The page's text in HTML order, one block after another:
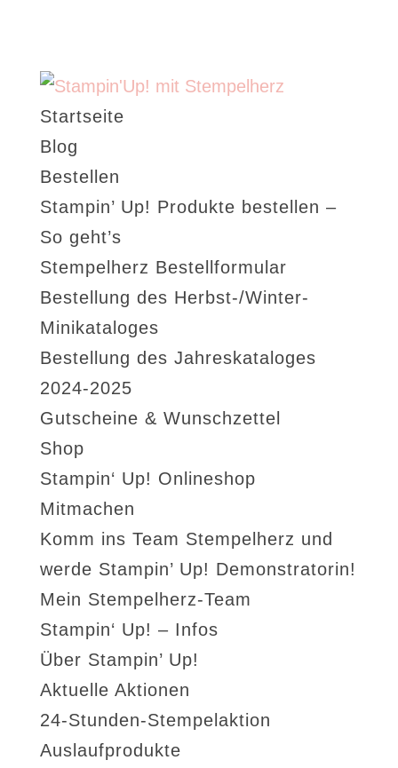
Startseite
Blog
Bestellen
Stampin’ Up! Produkte bestellen –
So geht’s
Stempelherz Bestellformular
Bestellung des Herbst-/Winter-
Minikataloges
Bestellung des Jahreskataloges
2024-2025
Gutscheine & Wunschzettel
Shop
Stampin‘ Up! Onlineshop
Mitmachen
Komm ins Team Stempelherz und
werde Stampin’ Up! Demonstratorin!
Mein Stempelherz-Team
Stampin‘ Up! – Infos
Über Stampin’ Up!
Aktuelle Aktionen
24-Stunden-Stempelaktion
Auslaufprodukte